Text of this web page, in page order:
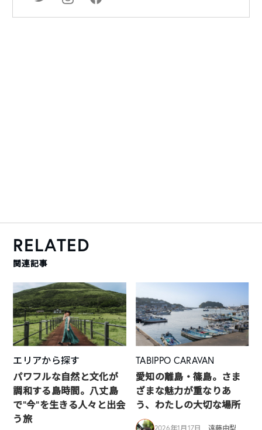
RELATED
関連記事
エリアから探す
パワフルな自然と文化が
調和する島時間。八丈島
で“今”を生きる人々と出会
う旅
TABIPPO CARAVAN
愛知の離島・篠島。さま
ざまな魅力が重なりあ
う、わたしの大切な場所
2026年1月17日 遠藤由梨